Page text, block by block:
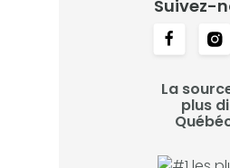
Suivez-
La
plus